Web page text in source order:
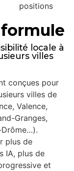
positions
locale à
villes
conçues pour
villes de
Valence,
Granges,
plus de
IA, plus de
et